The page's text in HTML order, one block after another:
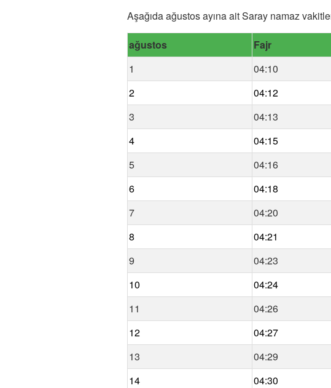
Aşağıda ağustos ayına ait Saray namaz
ağustos Fajr
1
04:10
2
04:12
3
04:13
4
04:15
5
04:16
6
04:18
7
04:20
8
04:21
9
04:23
10
04:24
11
04:26
12
04:27
13
04:29
14
04:30